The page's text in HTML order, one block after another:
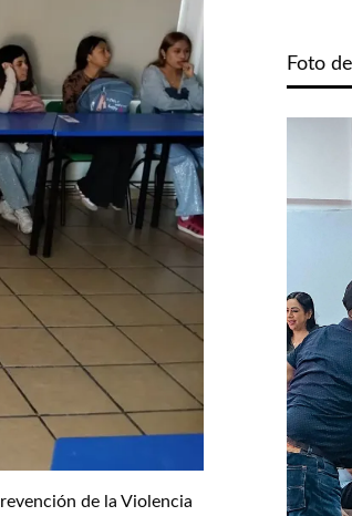
de la Violencia
Foto